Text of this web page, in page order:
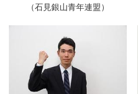
（石見銀山青年連盟）